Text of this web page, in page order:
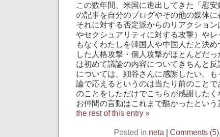
この数年間、米国に進出してきた「慰
の記事を自分のブログやその他の媒体
それに対する否定派からのリアクショ
やセクシュアリティに対する攻撃）や
もなくわたしを韓国人や中国人だと決
した人格攻撃・個人攻撃がほとんどだ
は初めて議論の内容についてきちんと
については、細谷さんに感謝したい。
論で応えるというのは当たり前のこと
のことをしただけでこちらが感謝した
お仲間の言動はこれまで酷かったとい
the rest of this entry »
Posted in neta | Comments (5)